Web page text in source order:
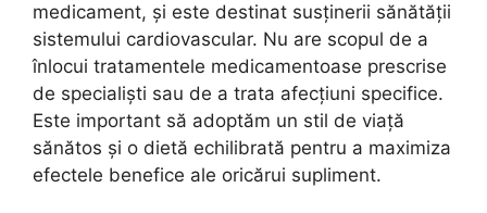
medicament, și este destinat susținerii sănătății
sistemului cardiovascular. Nu are scopul de a
înlocui tratamentele medicamentoase prescrise
de specialiști sau de a trata afecțiuni specifice.
Este important să adoptăm un stil de viață
sănătos și o dietă echilibrată pentru a maximiza
efectele benefice ale oricărui supliment.